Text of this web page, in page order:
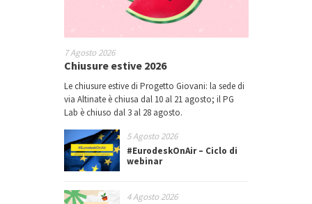
7 Agosto 2026
Chiusure estive 2026
Le chiusure estive di Progetto Giovani: la sede di
via Altinate è chiusa dal 10 al 21 agosto; il PG
Lab è chiuso dal 3 al 28 agosto.
5 Agosto 2026
#EurodeskOnAir – Ciclo di
webinar
4 Agosto 2026